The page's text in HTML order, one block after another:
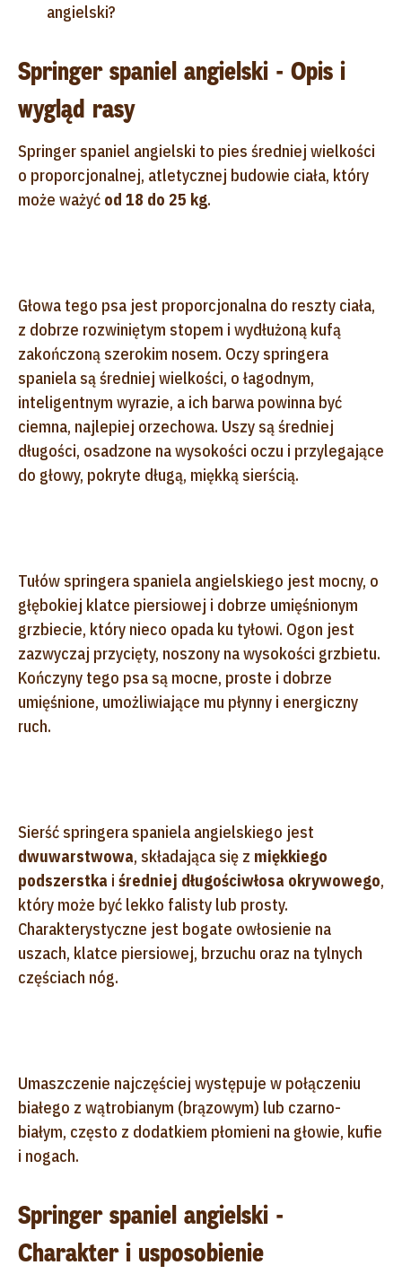
angielski?
Springer spaniel angielski - Opis i
wygląd rasy
Springer spaniel angielski to pies średniej wielkości
o proporcjonalnej, atletycznej budowie ciała, który
może ważyć od 18 do 25 kg.
Głowa tego psa jest proporcjonalna do reszty ciała,
z dobrze rozwiniętym stopem i wydłużoną kufą
zakończoną szerokim nosem. Oczy springera
spaniela są średniej wielkości, o łagodnym,
inteligentnym wyrazie, a ich barwa powinna być
ciemna, najlepiej orzechowa. Uszy są średniej
długości, osadzone na wysokości oczu i przylegające
do głowy, pokryte długą, miękką sierścią.
Tułów springera spaniela angielskiego jest mocny, o
głębokiej klatce piersiowej i dobrze umięśnionym
grzbiecie, który nieco opada ku tyłowi. Ogon jest
zazwyczaj przycięty, noszony na wysokości grzbietu.
Kończyny tego psa są mocne, proste i dobrze
umięśnione, umożliwiające mu płynny i energiczny
ruch.
Sierść springera spaniela angielskiego jest
dwuwarstwowa, składająca się z miękkiego
podszerstka i średniej długościwłosa okrywowego,
który może być lekko falisty lub prosty.
Charakterystyczne jest bogate owłosienie na
uszach, klatce piersiowej, brzuchu oraz na tylnych
częściach nóg.
Umaszczenie najczęściej występuje w połączeniu
białego z wątrobianym (brązowym) lub czarno-
białym, często z dodatkiem płomieni na głowie, kufie
i nogach.
Springer spaniel angielski -
Charakter i usposobienie